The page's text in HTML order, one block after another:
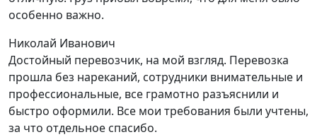
особенно важно.
Николай Иванович
Достойный перевозчик, на мой взгляд. Перевозка
прошла без нареканий, сотрудники внимательные и
профессиональные, все грамотно разъяснили и
быстро оформили. Все мои требования были учтены,
за что отдельное спасибо.